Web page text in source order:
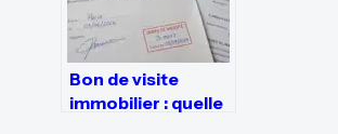
Bon de visite
immobilier : quelle